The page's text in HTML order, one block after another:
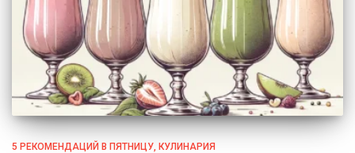
5 РЕКОМЕНДАЦИЙ В ПЯТНИЦУ КУЛИНАРИЯ